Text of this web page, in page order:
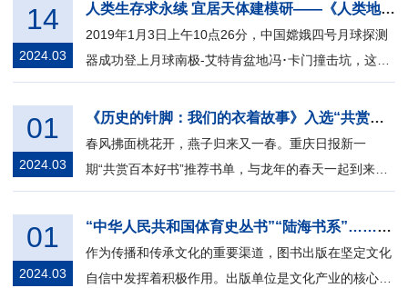
人类生存求永续 宜居天体建模研——《人类地外空间受控生态系统构建技术研究》的三大特点
2019年1月3日上午10点26分，中国嫦娥四号月球探测
器成功登上月球南极-艾特肯盆地冯･卡门撞击坑，这是
人类首次在月球背面软着陆并巡视...
14
2024.03
《历史的针脚：我们的衣着故事》入选“共赏百本好书”推荐书单
春风拂面桃花开，燕子归来又一春。重庆日报新一
期“共赏百本好书”推荐书单，与龙年的春天一起到来。
推荐图书 《历史的针脚：我们的衣...
01
2024.03
“中华人民共和国体育史丛书”“陆海书系”……2024，这些渝版图书值得期待
作为传播和传承文化的重要渠道，图书出版在坚定文化
自信中发挥着积极作用。出版单位是文化产业的核心组
01
2024.03